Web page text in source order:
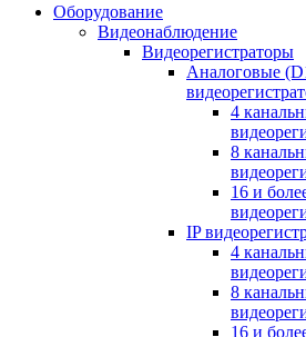
Оборудование
Видеонаблюдение
Видеорегистраторы
Аналоговые
4
8
16 и
IP
4
8
16 и